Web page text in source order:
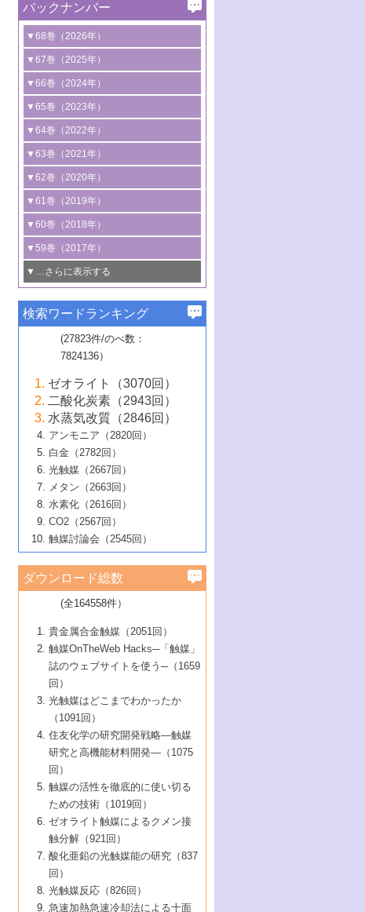
バックナンバー
▼68巻（2026年）
1号 過酸化水素合成に関する研究動向
2号 コンピューター技術により加速する
触媒開発
3号 有機分子変換やCO 資源化のための
光触媒に関する最近の研究
B号 第137回触媒討論会（2026年）
▼67巻（2025年）
1号 CO
水素化によるグリーン燃料/グリ
ーンケミカル製造
2号 水素製造のための水分解技術に関す
る最近の研究
3号 オレフィン系樹脂の精密合成に関す
る最新技術
4号 アルコール類の効率的変換を実現す
る非貴金属触媒の研究動向
5号 ゼオライトの合成と応用における研
究動向
6号 ヘテロ接合界面
B号 第135回触媒討論会（2025年）
▼66巻（2024年）
1号 低次元ナノ構造を有する触媒材料
2号 規制反応場を活用した固体触媒研究
の新展開
3号 未踏分子変換を目指した酸化触媒プ
ロセスの最前線
4号 シンクロトロン放射光および中性子
線を利用した触媒解析技術の最先端
5号 単原子触媒
6号 参照触媒委員会からのお知らせ
B号 第133回触媒討論会（2023年）
▼65巻（2023年）
1号 炭素が関わる触媒機能
2号 プラスチックケミカルリサイクルの
ための触媒技術
3号 非酸化物系金属化合物を基盤とした
触媒材料の開発
4号 格子酸素・格子酸素欠陥を利用した
触媒反応
5号 生体触媒によるエネルギー変換反応
6号 窒素とリンの循環のための触媒・機
能性材料
▼64巻（2022年）
1号 合成ガス製造とCOを用いるケミカル
ズ合成の最新動向
2号 化学品合成のための合金触媒開発
3号 CO の排出削減および有効活用のた
めの触媒技術
4号 若手による情報発信企画～とびたて
若き触媒の研究者たち～（1）
若き触媒の研究者たち～（2）
6号 石油のノーブル・ユースを志向した
触媒技術
大学：オンライン・対面開催）
▼63巻（2021年）
1号 金触媒の新展開
2号 ペロブスカイト
3号 特殊反応場を利用した触媒的分子変
換反応
4号 多孔質材料を用いた触媒の新展開
5号 情報学的手法を用いた触媒開発
6号 カーボンニュートラルに向けた電解
技術
B号 第127回触媒討論会（2021年・オン
ライン開催(Zoom)のみ）
▼62巻（2020年）
1号 触媒設計を拓く欠陥構造のキャラク
タリゼーション
2号 機能化学品製造に資するクリーンな
触媒的酸化反応
3号 水処理のための触媒化学
4号 光触媒を用いた水分解の最新の研究
動向
5号 次世代の触媒プロセスを支えるマイ
6号 メタン転換技術の最新動向
B号 第125回触媒討論会（2020年・工学
院大学）
▼61巻（2019年）
1号 物質移動制御に着目した触媒プロセ
ス開発
2号 CO2 フリー水素サプライチェーンに
関わる触媒開発動向
3号 精密高分子合成に関する最近の研究
動向
4号 バイオマス化成品製造のための触媒
5号 固体触媒による含窒素有機化合物変
換の最前線
6号 貴金属使用量低減に向けた自動車排
ガス浄化触媒の開発
B号 第123回触媒討論会（2019年・大阪
▼60巻（2018年）
1号 固体酸触媒の最新の研究動向
2号 二酸化炭素からの有用化学品合成
3号 ナノ粒子・クラスター触媒の最前線
4号 60周年記念企画
5号 進化するゼオライト合成技術
6号 非貴金属系触媒における電気化学的
B号 第121回触媒討論会（2018年・東京
大学）
▼59巻（2017年）
1号 いたるところに，触媒
最先端技術
3号 無機分離膜材料の開発と触媒反応プ
ロセスへの適用
5号 水素のふるまいを解き明かす最先端
研究
6号 低級アルカンの有効利用のための触
媒技術
B号 第119回触媒討論会（2017年・首都
大学東京）
▼…さらに表示する
1号 ユニークな構造の高分子を生み出す触
2号 リグニンからの化成品製造に向けた触
媒技術
3号 触媒研究の最先端～とびたて若き研究
者たち～（1）
4号 触媒研究の最先端～とびたて若き研究
者たち～（2）
5号 触媒研究の最先端～とびたて若き研究
者たち～（3）
6号 イオニクス材料と燃料電池・電解合成
の最新の研究動向
B号 第117回触媒討論会（2016年・大阪府
立大学）
▼57巻（2015年）
1号 水素キャリアにかかわる触媒技術の新
2号 石油精製用触媒の最近の進展
3号 固体酸化物形燃料電池（SOFC）におけ
るアノード触媒上での燃料直接改質技術
4号 コアシェル構造の制御による触媒機能
5号 工業触媒およびその周辺技術の最近の
進歩
6号 ナノシート
B号 第115回触媒討論会（2015年・成蹊大
▼56巻（2014年）
2号 光触媒反応機構に関する最新の研究動
向
開発動向
4号 人工光合成に向けた近年のアプローチ
5号 未利用熱エネルギーの有効活用に貢献
する触媒技術
6号 ポリオキソメタレート
B号 第113回触媒討論会（2014年・ロワジ
ールホテル豊橋）
1号 高耐久性燃料電池システム用触媒にお
ける新展開
2号 リビングラジカル重合の最近の動向
3号 天然ガスの化学工業的展開に関する触
媒技術
4号 貴金属触媒の精密構造制御とその活用
5号 バイオマス化成品製造のための固体触
6号 ナノ空間─吸着状態解析から新機能開拓
B号 第111回触媒討論会（2013年・関西大
▼54巻（2012年）
1号 規則性多孔体の利用技術における最近
の進歩
2号 第109回触媒討論会
3号 貴金属低減技術の最新動向
4号 貴金属代替技術の最新動向
5号 光触媒による物質変換反応の新展開
6号 グラフェン
7号 水素を利用する化成品合成の新潮流
▼53巻（2011年）
1号 金属学から見る合金触媒の新展開
2号 第107回触媒討論会
3号 触媒のその場観察法の進歩（１）
4号 触媒のその場観察法の進歩（２）
5号 不活性結合の触媒的活性化による有機
合成
6号 新しい固体酸触媒技術
7号 ゼオライト合成における最近の進歩
▼52巻（2010年）
1号 触媒の劣化対策と長寿命触媒開発
2号 第105回触媒討論会
3号 ナノ構造が拓く新機能
4号 活性サイトおよびその環境の精密な設
計による触媒の高機能化
5号 触媒を有効に使うための技術
7号 有機分子触媒による精密有機合成
8号 高機能化ポリオレフィンに向けた重合
触媒の最近の進展
1号 炭素材料－熱い注目を集める材料－
2号 第103回触媒討論会
3号 環境浄化用光触媒の現状と課題
4号 水素社会の実現に向けた水素製造・貯
蔵技術の進歩
5号 CO2が関わる触媒・材料
7号 持続可能社会実現のための触媒および
触媒関連技術
▼50巻（2008年）
1号 触媒化学と学会のこの10年，半世紀，
そして未来
2号 第101回触媒討論会
4号 錯体を利用したユニークな表面構造の
構築と機能
5号 若手会員による触媒研究の未来展望1：
企業編
6号 第102回触媒討論会
7号 触媒・化学反応における計算化学の進
8号 若手研究者による触媒研究の未来展望
2：大学・研究所編
▼49巻（2007年）
1号 含フッ素化合物の合成と触媒
2号 第99回触媒討論会
3号 実用的ファインケミカル合成プロセス
を実現する触媒
5号 こんな物質，あんな物質―新たな触媒
の可能性―
7号 『結晶の化学』を活かした触媒研究
8号 イオン液体の応用
▼48巻（2006年）
1号 固体酸触媒の最近の進歩
2号 第97回触媒討論会
3号 リビング重合触媒の最近の展開
5号 水素製造・貯蔵のための触媒技術の新
しい展開
6号 第98回触媒討論会
7号 基礎化学品製造の触媒技術
8号 多機能型リアクター
1号 最近の触媒担体とその効果
2号 第95回触媒討論会
4号 水分解用光触媒材料
5号 時間分解分光の進歩と応用
6号 第96回触媒討論会
8号 超臨界流体を用いた化学プロセスの新
▼46巻（2004年）
1号 部分酸化反応触媒の最前線
2号 第93回触媒討論会
3号 特殊エネルギー場の触媒反応
4号 生体内における金属の触媒作用
5号 ファインケミカルズの展開に寄与する
6号 第94回触媒討論会
7号 サブナノレベルでみた新しい表面現象
8号 オレフィン重合触媒の新たな展
▼45巻（2003年）
1号 なぜこの触媒が良いのか？
2号 第91回触媒討論会
3号 最近の自動車排ガス処理技術
4号 触媒研究の現状と将来─第90回触媒討論
5号 基礎化学品製造の触媒技術
6号 第92回触媒討論会
7号 基礎化学品製造の触媒技術
8号 資源の循環と触媒技術
▼44巻（2002年）
1号 高次制御された触媒の化学
2号 第89回触媒討論会
3号 触媒を利用した電気化学の新展開
4号 ナノ材料の調製と機能化
5号 こんな触媒が欲しい
6号 第90回触媒討論会
7号 触媒研究と学術雑誌/情報
8号 若い世代からみた触媒化学の現状と未
▼43巻（2001年）
1号 グリーンケミストリーと触媒
2号 第87回触媒討論会特集号
3号 生体触媒とバイオプロセス
4号 水素製造・利用の触媒化学
5号 触媒研究における新しい切り口：コン
ビナトリアルケミストリー
6号 第88回触媒討論会特集号
7号 企業における触媒研究のブレークスル
8号 この材料を触媒として使ってみません
▼42巻（2000年）
1号 触媒反応工学の明日を拓く
2号 第85回触媒討論会
3号 反応ダイナミクス
5号 触媒のおもしろさをどのように伝える
6号 第86回触媒討論会
7号 水素化精製触媒の新しい展開
8号 新しい反応性と機能性を目指した金属
クラスタ-化学
▼41巻（1999年）
1号 孔、穴、あな?-特異な空間とその利用-
2号 第83回触媒討論会
3号 均一系触媒反応最前線
4号 実用炭素材料の新展開
5号 研究の方法論を考える
7号 機能性金属材料と触媒
8号 触媒研究へのNMRの応用と展望
▼40巻（1998年）
進展と21世紀への提言/創立40周年記念・触
媒学会この10年の歩みとこれから/創立40周
2号 第81回触媒討論会
3号 計算機触媒化学へのさそい
4号 触媒劣化の制御と予測
5号 最新の実用プロセスと触媒
6号 第82回触媒討論会
1号 均一系と不均一系触媒反応-その特徴と
接点
2号 第79回触媒討論会
3号 最新NO除去触媒の実用化研究
4号 新しい反応場を目指した触媒調製
5号 反応・分離技術の新しい展開
6号 第80回触媒討論会
▼38巻（1996年）
1号 触媒の構造と触媒作用/C1化学を中心と
する21世紀への触媒
3号 オリンピックメダル:金・銀・銅はどん
な触媒作用を示すか
4号 触媒作用における機能の複合化
▼37巻（1995年）
1号 ファインケミカルズと固体触媒
2号 第75回触媒討論会
3号 希土類を利用した触媒
4号 触媒とリサイクル
5号 エネルギー変換触媒
▼36巻（1994年）
1号 電気化学と触媒
2号 第73回触媒討論会
3号 C4化学の展開
4号 《通常号》
▼35巻（1993年）
1号 工業触媒開発マニュアル―探索から工
業化まで
2号 第71回触媒討論会
▼34巻（1992年）
1号 インパクトを与えたこの研究
2号 第69回触媒討論会
▼33巻（1991年）
1号 触媒プロセス開発マニュアル―探索か
▼32巻（1990年）
検索ワードランキング
(27823件/のべ数：
7824136）
ゼオライト（3070回）
二酸化炭素（2943回）
水蒸気改質（2846回）
アンモニア（2820回）
白金（2782回）
光触媒（2667回）
メタン（2663回）
水素化（2616回）
CO2（2567回）
触媒討論会（2545回）
ダウンロード総数
(全164558件）
貴金属合金触媒（2051回）
触媒OnTheWeb Hacks─「触媒」
誌のウェブサイトを使う─（1659
回）
光触媒はどこまでわかったか
（1091回）
住友化学の研究開発戦略―触媒
研究と高機能材料開発―（1075
回）
触媒の活性を徹底的に使い切る
ための技術（1019回）
ゼオライト触媒によるクメン接
触分解（921回）
酸化亜鉛の光触媒能の研究（837
回）
光触媒反応（826回）
急速加熱急速冷却法による十面